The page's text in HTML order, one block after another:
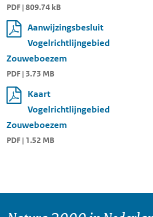
PDF | 809.74 kB
Aanwijzingsbesluit
Vogelrichtlijngebied
Zouweboezem
PDF | 3.73 MB
Kaart
Vogelrichtlijngebied
Zouweboezem
PDF | 1.52 MB